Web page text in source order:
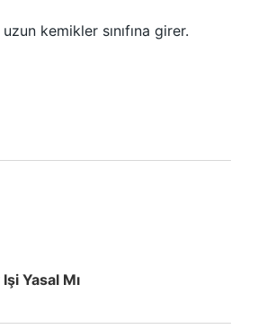
kemikler sınıfına girer.
Yasal Mı